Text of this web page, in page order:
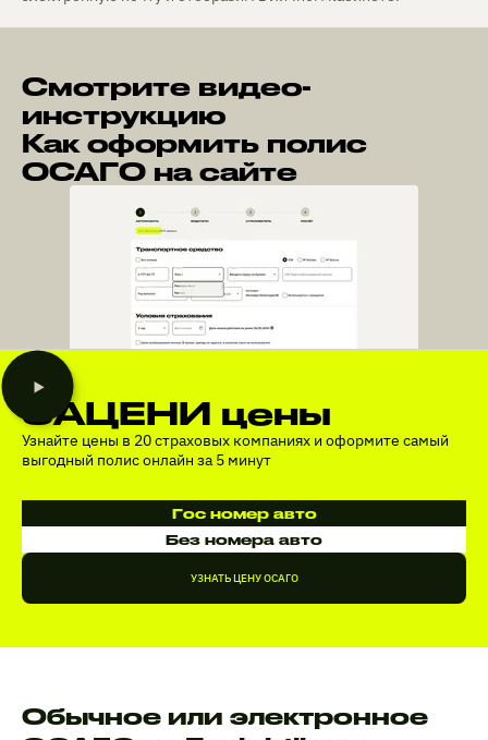
Смотрите видео-
инструкцию
Как оформить полис
ОСАГО на сайте
ЗАЦЕНИ цены
Узнайте цены в 20 страховых компаниях и оформите самый
выгодный полис онлайн за 5 минут
Гос номер авто
Без номера авто
УЗНАТЬ ЦЕНУ ОСАГО
Обычное или электронное